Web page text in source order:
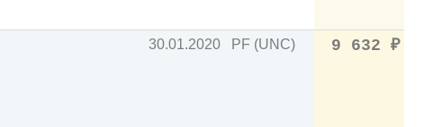
30.01.2020 PF (UNC) 9 632 ₽